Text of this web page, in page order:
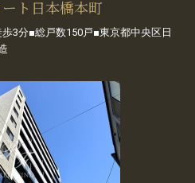
ト日本橋本町
3分■総戸数150戸■東京都中央区日